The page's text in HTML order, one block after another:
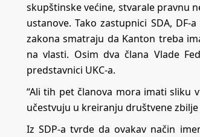
skupštinske većine, stvarale pravnu
ustanove. Tako zastupnici SDA,
zakona smatraju da Kanton treba
na vlasti. Osim dva člana Vlade
predstavnici UKC-a.
“Ali tih pet članova mora imati sliku
učestvuju u kreiranju društvene
Iz SDP-a tvrde da ovakav način